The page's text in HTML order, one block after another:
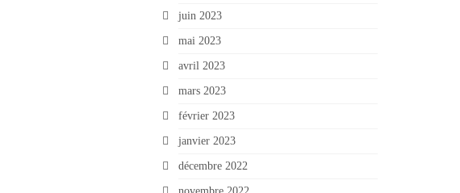
juin 2023
mai 2023
avril 2023
mars 2023
février 2023
janvier 2023
décembre 2022